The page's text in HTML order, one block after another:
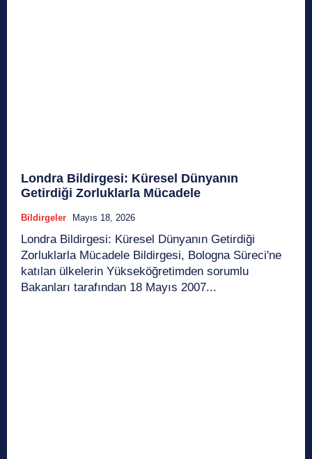
Londra Bildirgesi: Küresel Dünyanın
Getirdiği Zorluklarla Mücadele
Bildirgeler Mayıs 18, 2026
Londra Bildirgesi: Küresel Dünyanın Getirdiği
Zorluklarla Mücadele Bildirgesi, Bologna Süreci'ne
katılan ülkelerin Yükseköğretimden sorumlu
Bakanları tarafından 18 Mayıs 2007...